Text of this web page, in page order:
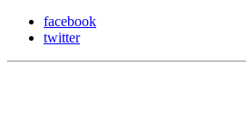
facebook
twitter